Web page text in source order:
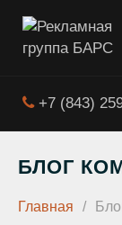
+7 (843)
БЛОГ
Главная /